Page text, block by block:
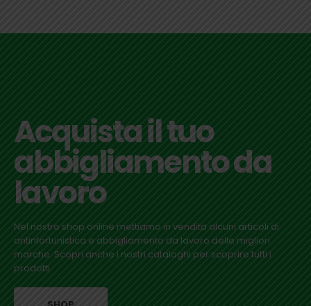
Acquista il tuo
abbigliamento da
lavoro
Nel nostro shop online mettiamo in vendita alcuni articoli di
antinfortunistica e abbigliamento da lavoro delle migliori
marche. Scopri anche i nostri cataloghi per scoprire tutti i
prodotti.